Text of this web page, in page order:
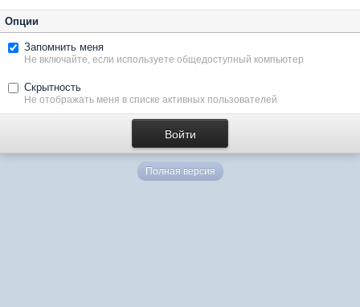
Опции
Запомнить меня
Не включайте, если используете общедоступный компьютер
Скрытность
Не отображать меня в списке активных пользователей
Полная версия